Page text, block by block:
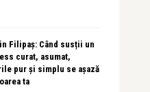
Filipaș: Când susții un
curat, asumat,
pur și simplu se așază
ta